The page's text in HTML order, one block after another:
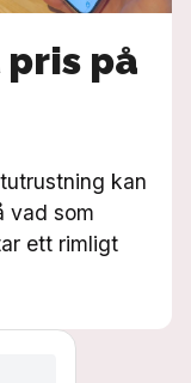
på
kan
vad som
ett rimligt